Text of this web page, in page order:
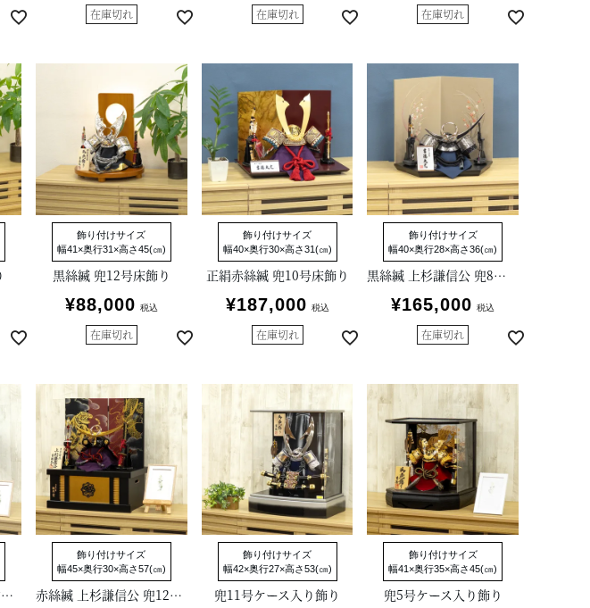
在庫切れ 在庫切れ 在庫切れ
飾り付けサイズ
幅41×奥行31×高さ45(㎝)
黒絲縅 兜12号床飾り
¥88,000 税込
在庫切れ
飾り付けサイズ
幅40×奥行30×高さ31(㎝)
正絹赤絲縅 兜10号床飾り
¥187,000 税込
在庫切れ
飾り付けサイズ
幅40×奥行28×高さ36(㎝)
黒絲縅 上杉謙信公 兜8号床飾り
¥165,000 税込
在庫切れ
正絹黒絲縅 兜12号収納箱飾り
飾り付けサイズ
幅45×奥行30×高さ57(㎝)
赤絲縅 上杉謙信公 兜12号収納箱飾り
飾り付けサイズ
幅42×奥行27×高さ53(㎝)
兜11号ケース入り飾り
飾り付けサイズ
幅41×奥行35×高さ45(㎝)
兜5号ケース入り飾り